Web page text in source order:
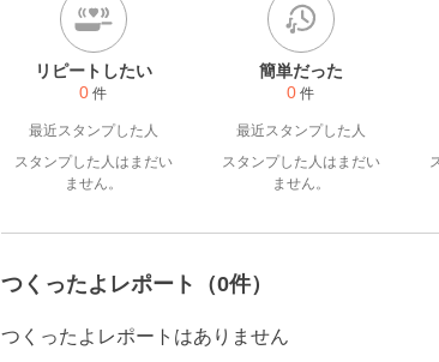
リピートしたい
0 件
最近スタンプした人
スタンプした人はまだい
ません。
簡単だった
0 件
最近スタンプした人
スタンプした人はまだい
ません。
つくったよレポート（0件）
つくったよレポートはありません